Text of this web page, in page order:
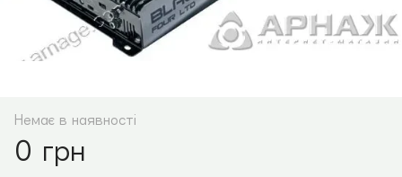
Немає в наявності
0 грн